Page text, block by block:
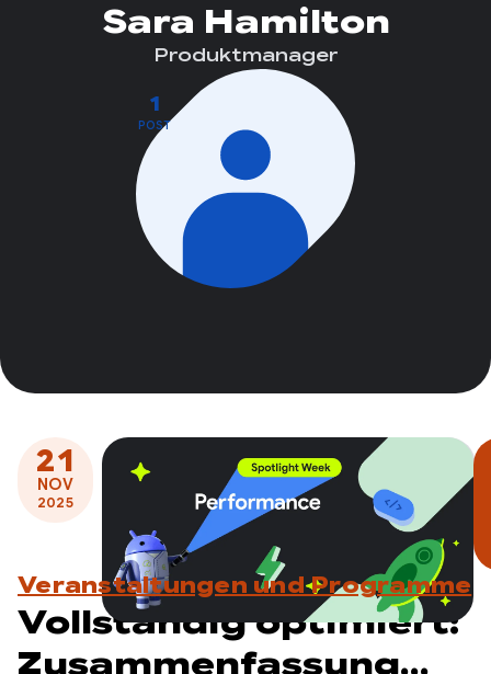
1
POST
Sara Hamilton
Produktmanager
21
NOV
2025
Veranstaltungen und Programme
Vollständig optimiert:
Zusammenfassung